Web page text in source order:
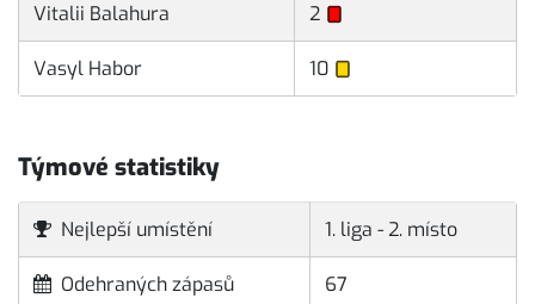
Vitalii Balahura 2
Vasyl Habor 10
Týmové statistiky
Nejlepší umístění 1. liga - 2. místo
Odehraných zápasů 67